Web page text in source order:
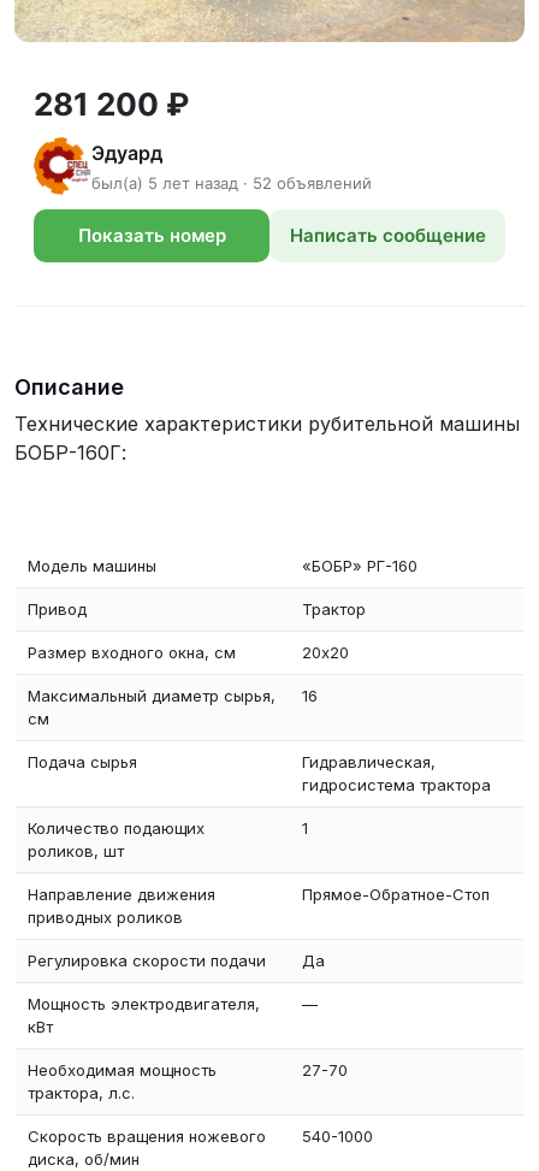
281 200 ₽
Эдуард
был(а) 5 лет назад · 52 объявлений
Показать номер Написать сообщение
Описание
Технические характеристики рубительной машины
БОБР-160Г:
Модель машины «БОБР» РГ-160
Привод Трактор
Размер входного окна, см 20х20
Максимальный диаметр сырья,
см
16
Подача сырья
Гидравлическая,
гидросистема трактора
Количество подающих
роликов, шт
1
Направление движения
приводных роликов
Прямое-Обратное-Стоп
Регулировка скорости подачи Да
Мощность электродвигателя,
кВт
—
Необходимая мощность
трактора, л.с.
27-70
Скорость вращения ножевого
диска, об/мин
540-1000